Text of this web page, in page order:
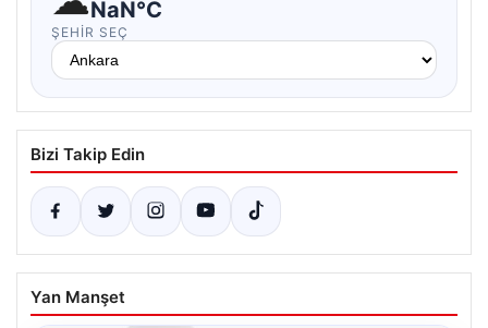
NaN°C
ŞEHIR SEÇ
Bizi Takip Edin
Yan Manşet